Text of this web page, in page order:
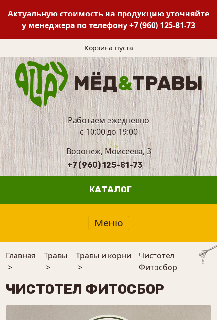
Актуальную стоимость на продукцию уточняйте
у менеджера по телефону+7 (960) 125-81-73
Корзина пуста
Работаем ежедневно
с 10:00 до 19:00
Воронеж, Моисеева, 3
+7 (960) 125-81-73
КАТАЛОГ
Меню
Главная
>
Травы
>
Травы и корни
>
Чистотел
Фитосбор
ЧИСТОТЕЛ ФИТОСБОР